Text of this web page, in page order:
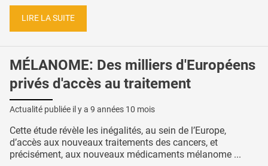
LIRE LA SUITE
MÉLANOME: Des milliers d'Européens
privés d'accès au traitement
Actualité publiée il y a 9 années 10 mois
Cette étude révèle les inégalités, au sein de l’Europe,
d’accès aux nouveaux traitements des cancers, et
précisément, aux nouveaux médicaments mélanome ...